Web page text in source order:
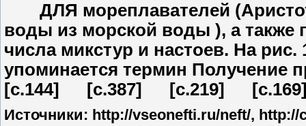
ДЛЯ мореплавателей
воды из морской воды ), а также
числа микстур и настоев. На
упоминается термин Получение
[c.144] [c.387] [c.219]
Источники: http://vseonefti.ru/neft/, http://